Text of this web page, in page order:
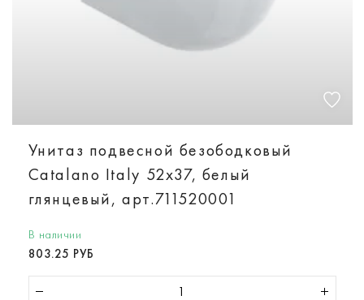
Унитаз подвесной безободковый
Catalano Italy 52х37, белый
глянцевый, арт.711520001
В наличии
803.25 РУБ